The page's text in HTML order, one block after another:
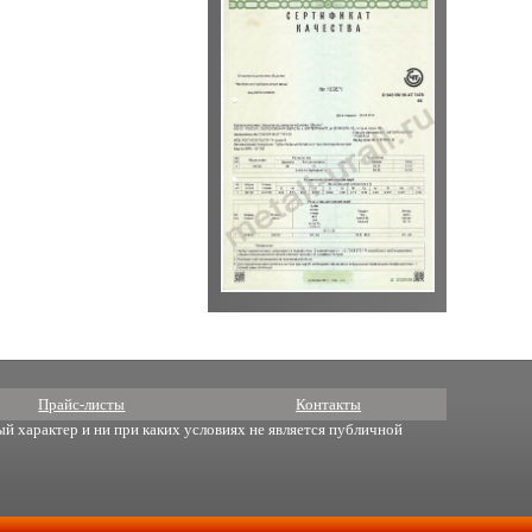
Прайс-листы Контакты
характер и ни при каких условиях не является публичной